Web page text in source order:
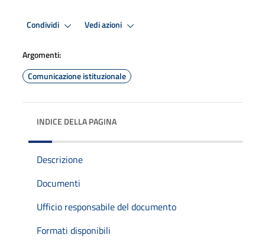
Condividi Vedi azioni
Argomenti:
Comunicazione istituzionale
INDICE DELLA PAGINA
Descrizione
Documenti
Ufficio responsabile del documento
Formati disponibili